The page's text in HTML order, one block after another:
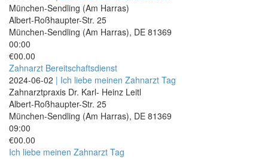
München-Sendling (Am Harras)
Albert-Roßhaupter-Str. 25
München-Sendling (Am Harras), DE 81369
00:00
€00.00
Zahnarzt Bereitschaftsdienst
2024-06-02 | Ich liebe meinen Zahnarzt Tag
Zahnarztpraxis Dr. Karl- Heinz Leitl
Albert-Roßhaupter-Str. 25
München-Sendling (Am Harras), DE 81369
09:00
€00.00
Ich liebe meinen Zahnarzt Tag